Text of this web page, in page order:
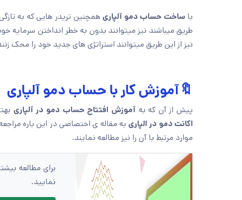
با ساخت حساب دمو آلپاری همچنین تریدر هایی که به
طریق میباشند نیز میتوانند بدون به خطر انداختن سرمایه
نیز از این طریق میتوانند استراتژی های جدید خود را محک
🔖آموزش کار با حساب دمو آلپاری
پیش از آن که بهآموزش افتتاح حساب دمو در آلپاری
اکانت دمو در الپاری به مقاله ی اختصاصی در این باره
موارد مرتبط با آن را نیز مطالعه نمایند.
برای مطالعه
نمایید.